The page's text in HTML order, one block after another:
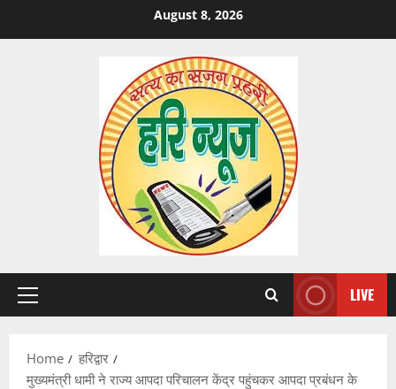
August 8, 2026
Primary
LIVE
Home
हरिद्वार
मुख्यमंत्री धामी ने राज्य आपदा परिचालन केंद्र पहुंचकर आपदा प्रबंधन के